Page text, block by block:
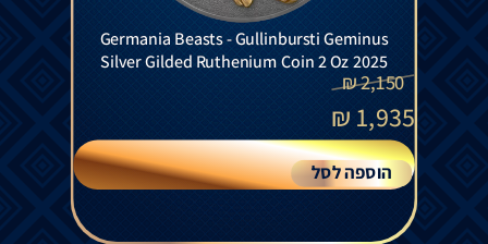
Germania Beasts - Gullinbursti Geminus
Silver Gilded Ruthenium Coin 2 Oz 2025
2,150
₪
1,935
₪
הוספה לסל